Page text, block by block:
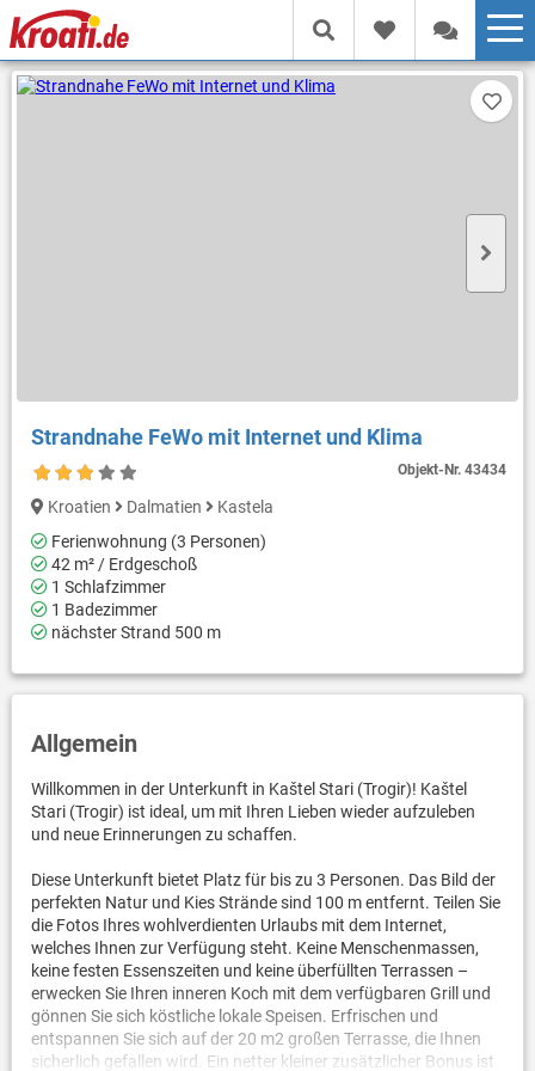
Strandnahe FeWo mit Internet und Klima
Objekt-Nr.43434
Kroatien Dalmatien
Kastela
Ferienwohnung (3 Personen)
42 m² / Erdgeschoß
1 Schlafzimmer
1 Badezimmer
nächster Strand 500 m
Allgemein
Willkommen in der Unterkunft in Kaštel Stari (Trogir)! Kaštel
Stari (Trogir) ist ideal, um mit Ihren Lieben wieder aufzuleben
und neue Erinnerungen zu schaffen.
Diese Unterkunft bietet Platz für bis zu 3 Personen. Das Bild der
perfekten Natur und Kies Strände sind 100 m entfernt. Teilen Sie
die Fotos Ihres wohlverdienten Urlaubs mit dem Internet,
welches Ihnen zur Verfügung steht. Keine Menschenmassen,
keine festen Essenszeiten und keine überfüllten Terrassen –
erwecken Sie Ihren inneren Koch mit dem verfügbaren Grill und
gönnen Sie sich köstliche lokale Speisen. Erfrischen und
entspannen Sie sich auf der 20 m2 großen Terrasse, die Ihnen
sicherlich gefallen wird. Ein netter kleiner zusätzlicher Bonus ist